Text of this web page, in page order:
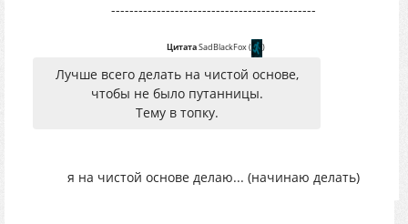
---------------------------------------------
ЦитатаSadBlackFox( )
Лучше всего делать на чистой основе,
чтобы не было путанницы.
Тему в топку.
я на чистой основе делаю... (начинаю делать)